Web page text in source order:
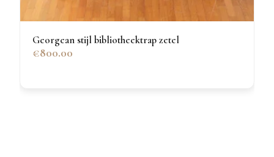
Georgean stijl bibliotheektrap zetel
€800.00